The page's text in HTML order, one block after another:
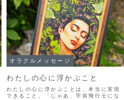
オラクルメッセージ
わたしの心に浮かぶこと
わたしの心に浮かぶことは、本当に実現
できること。「じゃあ、宇宙飛行士にな